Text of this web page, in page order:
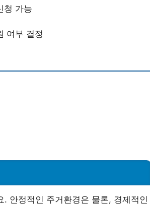
청 가능
여부 결정
안정적인 주거환경은 물론, 경제적인